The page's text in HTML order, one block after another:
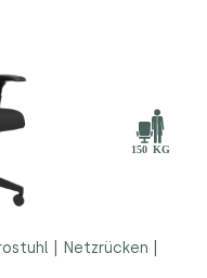
| Netzrücken |